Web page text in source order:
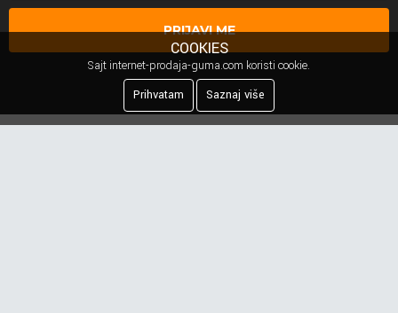
PRIJAVI ME
COOKIES
Sajt internet-prodaja-guma.com koristi cookie.
Prihvatam
Saznaj više